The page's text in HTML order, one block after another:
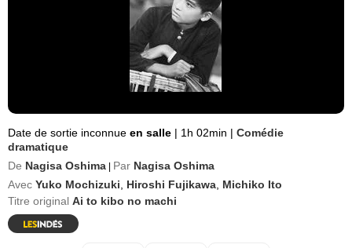
Date de sortie inconnue en salle | 1h 02min | Comédie
dramatique
De Nagisa Oshima Par Nagisa Oshima
Avec Yuko Mochizuki Hiroshi Fujikawa Michiko Ito
Titre original Ai to kibo no machi